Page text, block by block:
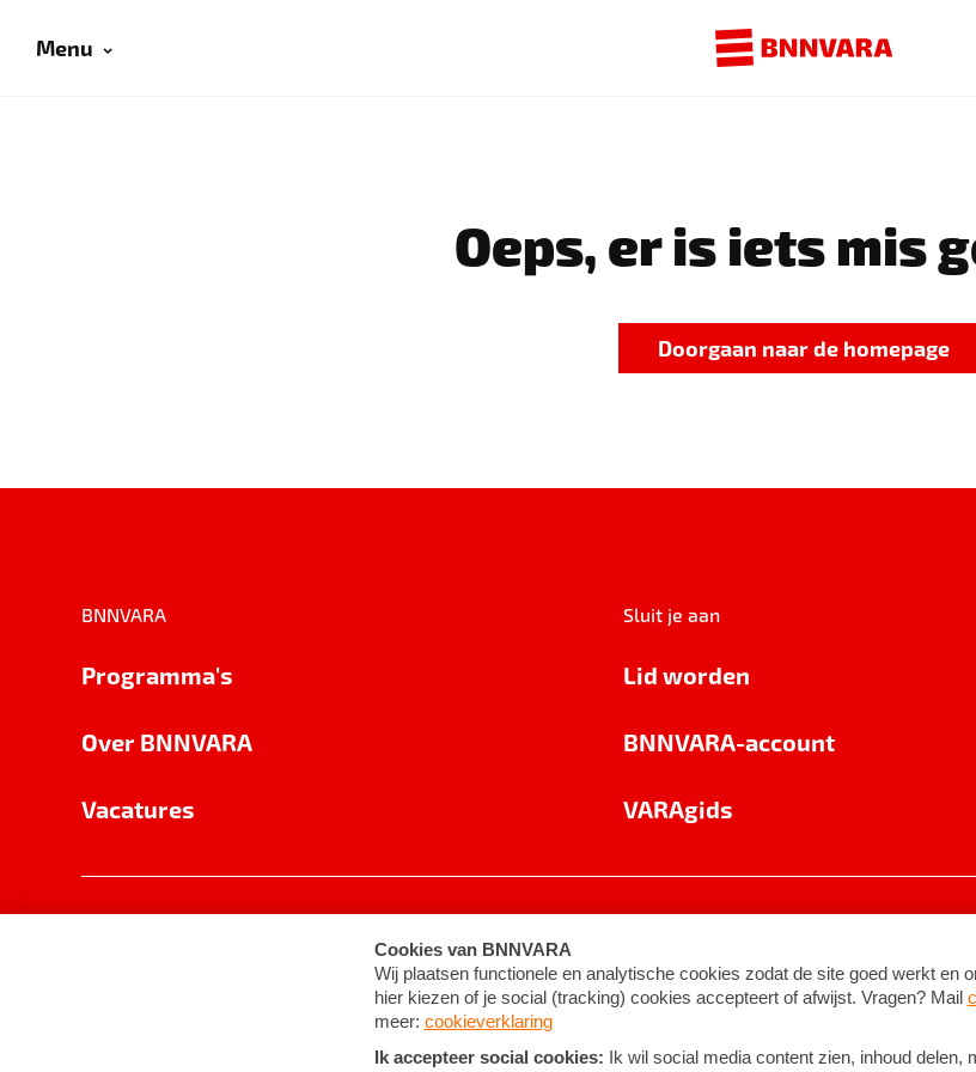
Menu
Oeps, er is iets mis
Doorgaan naar de homepage
BNNVARA
Programma's
Over BNNVARA
Vacatures
Sluit je aan
Lid worden
BNNVARA-account
VARAgids
Cookie-instellingen Algemene voorwaarden ©2026BNNVARA